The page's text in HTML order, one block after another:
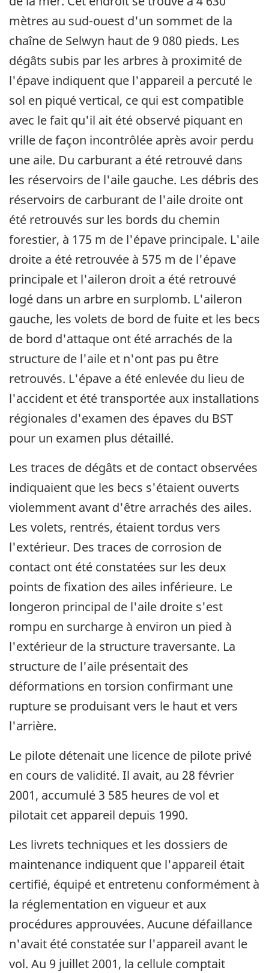
mètres au sud-ouest d'un sommet de la
chaîne de Selwyn haut de 9 080 pieds. Les
dégâts subis par les arbres à proximité de
l'épave indiquent que l'appareil a percuté le
sol en piqué vertical, ce qui est compatible
avec le fait qu'il ait été observé piquant en
vrille de façon incontrôlée après avoir perdu
une aile. Du carburant a été retrouvé dans
les réservoirs de l'aile gauche. Les débris des
réservoirs de carburant de l'aile droite ont
été retrouvés sur les bords du chemin
forestier, à 175 m de l'épave principale. L'aile
droite a été retrouvée à 575 m de l'épave
principale et l'aileron droit a été retrouvé
logé dans un arbre en surplomb. L'aileron
gauche, les volets de bord de fuite et les becs
de bord d'attaque ont été arrachés de la
structure de l'aile et n'ont pas pu être
retrouvés. L'épave a été enlevée du lieu de
l'accident et été transportée aux installations
régionales d'examen des épaves du BST
pour un examen plus détaillé.
Les traces de dégâts et de contact observées
indiquaient que les becs s'étaient ouverts
violemment avant d'être arrachés des ailes.
Les volets, rentrés, étaient tordus vers
l'extérieur. Des traces de corrosion de
contact ont été constatées sur les deux
points de fixation des ailes inférieure. Le
longeron principal de l'aile droite s'est
rompu en surcharge à environ un pied à
l'extérieur de la structure traversante. La
structure de l'aile présentait des
déformations en torsion confirmant une
rupture se produisant vers le haut et vers
l'arrière.
Le pilote détenait une licence de pilote privé
en cours de validité. Il avait, au 28 février
2001, accumulé 3 585 heures de vol et
pilotait cet appareil depuis 1990.
Les livrets techniques et les dossiers de
maintenance indiquent que l'appareil était
certifié, équipé et entretenu conformément à
la réglementation en vigueur et aux
procédures approuvées. Aucune défaillance
n'avait été constatée sur l'appareil avant le
vol. Au 9 juillet 2001, la cellule comptait